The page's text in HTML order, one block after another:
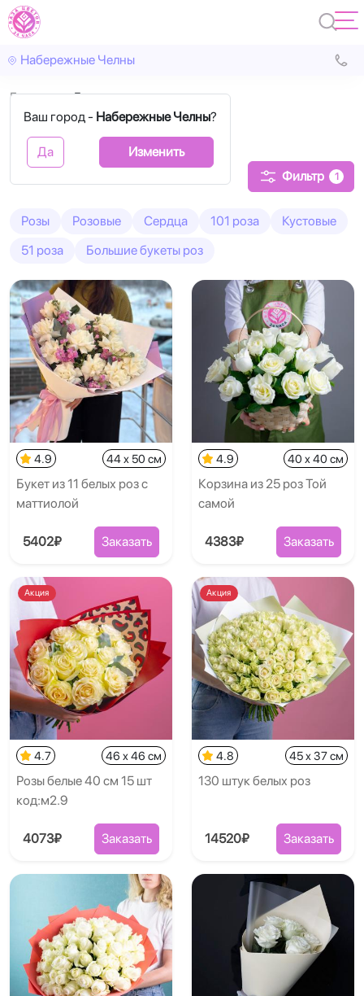
Набережные Челны
Ваш город - Набережные Челны?
Да Изменить
Главная Белые
Белые розы
Фильтр 1
Розы Розовые Сердца 101 роза
Кустовые
51 роза
Большие букеты роз
4.9 44 x 50 см
Букет из 11 белых роз с
маттиолой
5402₽ Заказать
4.9 40 x 40 см
Корзина из 25 роз Той
самой
4383₽ Заказать
Акция
4.7 46 x 46 см
Розы белые 40 см 15 шт
код:м2.9
4073₽ Заказать
Акция
4.8 45 x 37 см
130 штук белых роз
14520₽ Заказать